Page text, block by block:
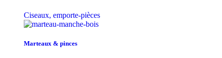
Ciseaux, emporte-pièces
Marteaux & pinces